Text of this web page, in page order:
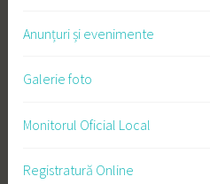
Anunțuri și evenimente
Galerie foto
Monitorul Oficial Local
Registratură Online